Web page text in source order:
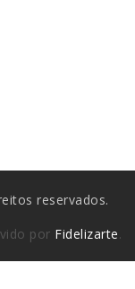
reservados.
por Fidelizarte.